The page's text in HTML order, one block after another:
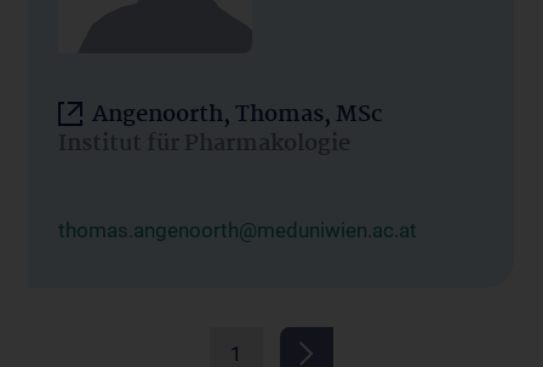
Angenoorth, Thomas, MSc
Institut für Pharmakologie
thomas.angenoorth@meduniwien.ac.at
1